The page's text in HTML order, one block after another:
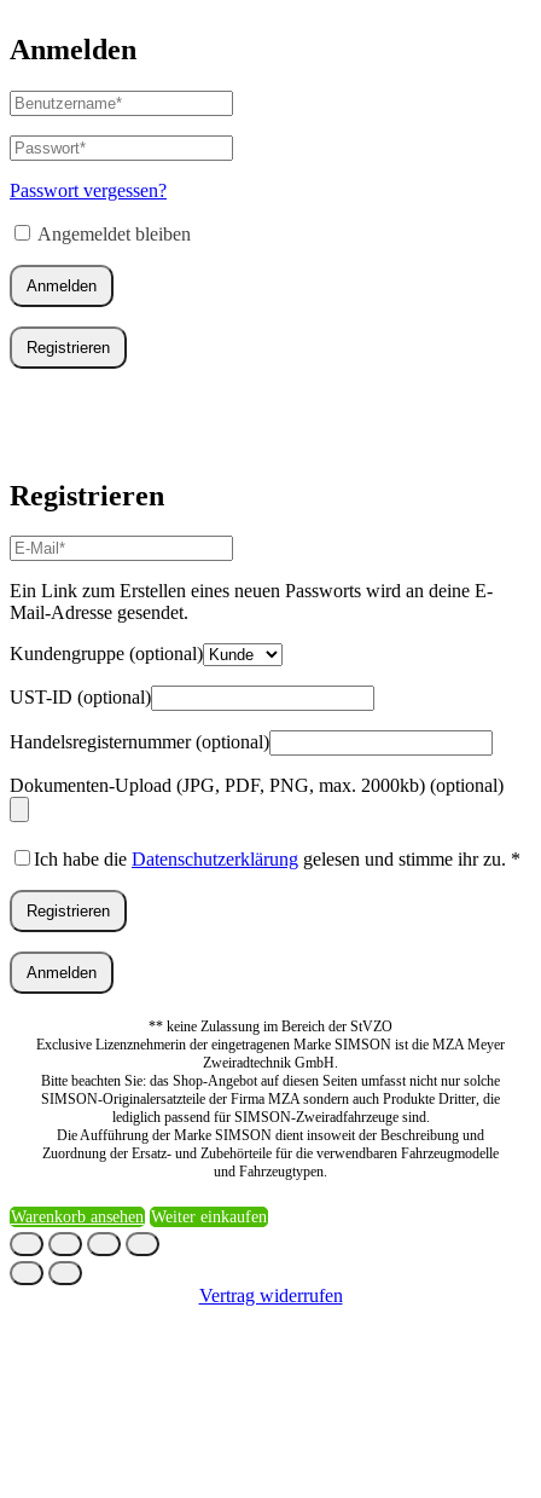
Anmelden
Benutzername
oder
E-
Mail-
Adresse*
Passwort*
Erforderlich
Passwort vergessen?
Angemeldet bleiben
Anmelden
Registrieren
Registrieren
E-
Mail-
Adresse*
Erforderlich
Ein Link zum Erstellen eines neuen Passworts wird an deine E-
Mail-Adresse gesendet.
Kundengruppe (optional)
UST-ID (optional)
Handelsregisternummer(optional)
Dokumenten-Upload (JPG, PDF, PNG, max. 2000kb) (optional)
Ich habe die Datenschutzerklärung gelesen und stimme ihr zu. *
Registrieren
Anmelden
** keine Zulassung im Bereich der StVZO
Exclusive Lizenznehmerin der eingetragenen Marke SIMSON ist die MZA Meyer
Zweiradtechnik GmbH.
Bitte beachten Sie: das Shop-Angebot auf diesen Seiten umfasst nicht nur solche
SIMSON-Originalersatzteile der Firma MZA sondern auch Produkte Dritter, die
lediglich passend für SIMSON-Zweiradfahrzeuge sind.
Die Aufführung der Marke SIMSON dient insoweit der Beschreibung und
Zuordnung der Ersatz- und Zubehörteile für die verwendbaren Fahrzeugmodelle
und Fahrzeugtypen.
Warenkorb ansehen Weiter einkaufen
Vertrag widerrufen